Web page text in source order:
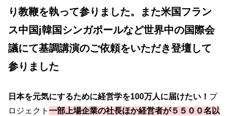
り教鞭を執って参りました。また米国フラン
ス中国j韓国シンガポールなど世界中の国際会
議にて基調講演のご依頼をいただき登壇して
参りました
日本を元気にするために経営学を100万人に届けたい！ プ
ロジェクト 一部上場企業の社長ほか経営者が５５００名以